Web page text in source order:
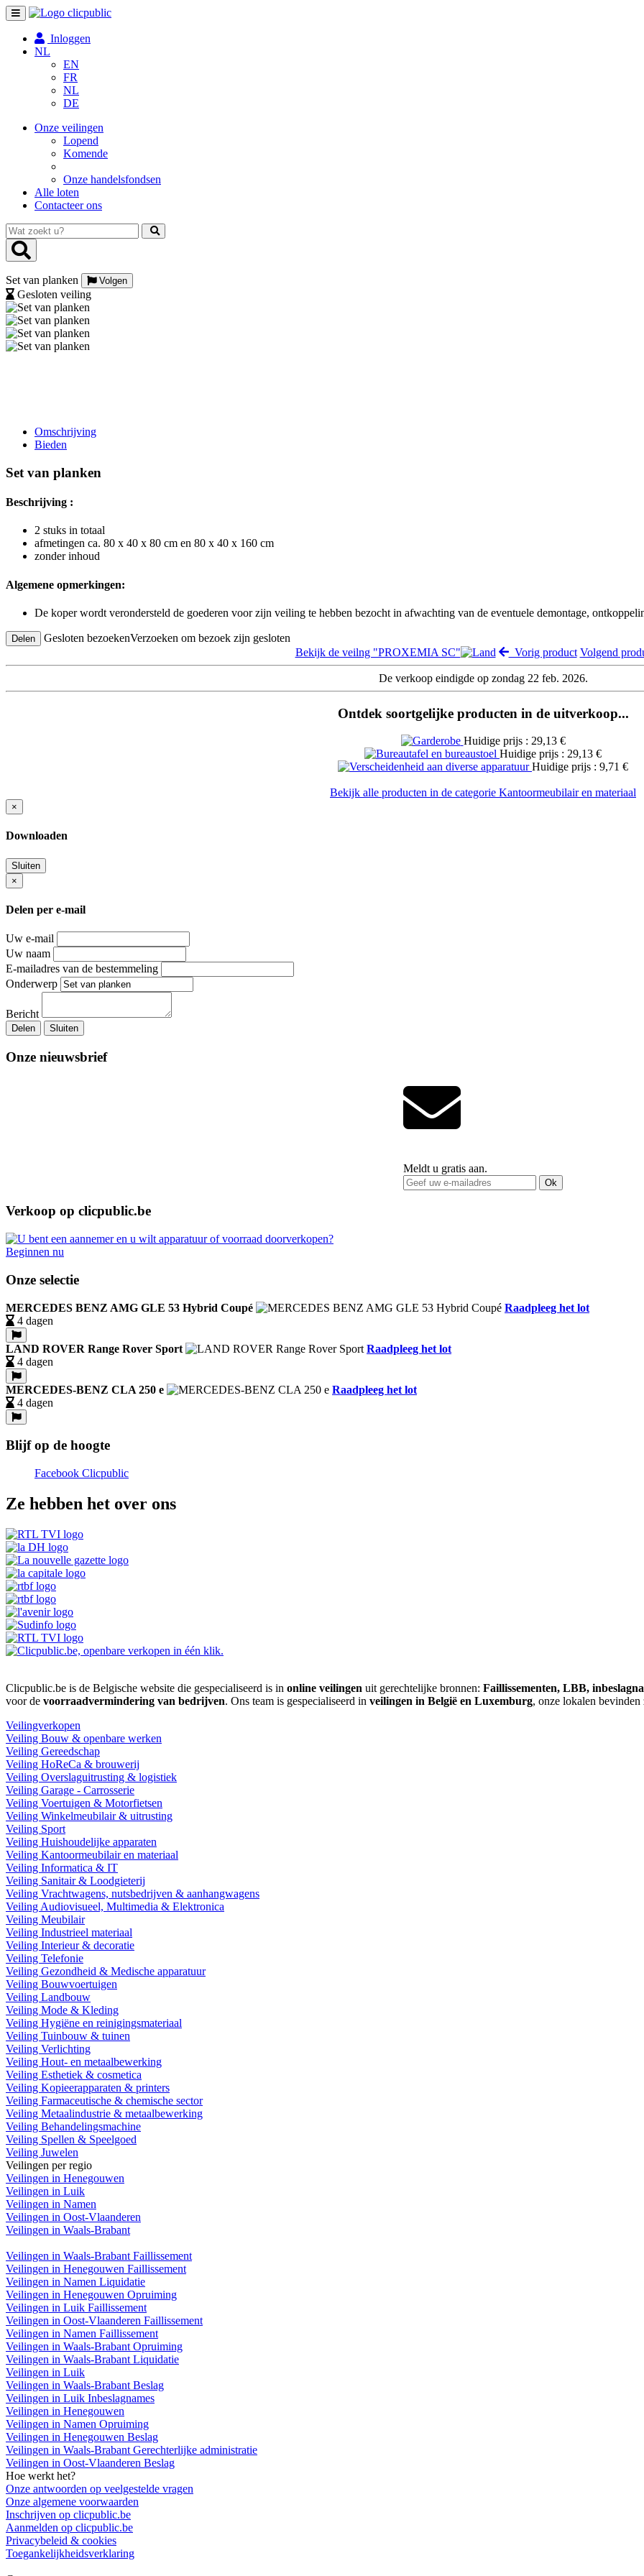
Toggle
navigation
Inloggen
NL
EN
FR
NL
DE
Onze veilingen
Lopend
Komende
Onze handelsfondsen
Alle loten
Contacteer ons
Wat
zoekt
u?
Set van planken Volgen
Gesloten veiling
Omschrijving
Bieden
Set van planken
Beschrijving :
2 stuks in totaal
afmetingen ca. 80 x 40 x 80 cm en 80 x 40 x 160 cm
zonder inhoud
Algemene opmerkingen:
De koper wordt verondersteld de goederen voor zijn veiling te hebben bezocht in afwachting van de eventuele demontage,
Delen Gesloten bezoekenVerzoeken om bezoek zijn gesloten
Bekijk de veilng "PROXEMIA SC"
Vorig product Volgend
De verkoop eindigde op zondag 22 feb. 2026.
Ontdek soortgelijke producten in de uitverkoop...
Huidige prijs : 29,13 €
Huidige prijs : 29,13 €
Huidige prijs : 9,71 €
Bekijk alle producten in de categorie Kantoormeubilair en materiaal
×
Downloaden
Sluiten
×
Delen per e-mail
Uw e-mail
Uw naam
E-mailadres van de bestemmeling
Onderwerp
Bericht
Delen Sluiten
Onze nieuwsbrief
Meldt u gratis aan.
Ok
Verkoop op clicpublic.be
Beginnen nu
Onze selectie
MERCEDES BENZ AMG GLE 53 Hybrid Coupé
Raadpleeg het lot
4 dagen
LAND ROVER Range Rover Sport
Raadpleeg het lot
4 dagen
MERCEDES-BENZ CLA 250 e
Raadpleeg het lot
4 dagen
Blijf op de hoogte
Facebook Clicpublic
Ze hebben het over ons
Clicpublic.be is de Belgische website die gespecialiseerd is in online veilingen uit gerechtelijke bronnen: Faillissementen, LBB,
voor de voorraadvermindering van bedrijven. Ons team is gespecialiseerd in veilingen in België en Luxemburg, onze lokalen
Veilingverkopen
Veiling Bouw & openbare werken
Veiling Gereedschap
Veiling HoReCa & brouwerij
Veiling Overslaguitrusting & logistiek
Veiling Garage - Carrosserie
Veiling Voertuigen & Motorfietsen
Veiling Winkelmeubilair & uitrusting
Veiling Sport
Veiling Huishoudelijke apparaten
Veiling Kantoormeubilair en materiaal
Veiling Informatica & IT
Veiling Sanitair & Loodgieterij
Veiling Vrachtwagens, nutsbedrijven & aanhangwagens
Veiling Audiovisueel, Multimedia & Elektronica
Veiling Meubilair
Veiling Industrieel materiaal
Veiling Interieur & decoratie
Veiling Telefonie
Veiling Gezondheid & Medische apparatuur
Veiling Bouwvoertuigen
Veiling Landbouw
Veiling Mode & Kleding
Veiling Hygiëne en reinigingsmateriaal
Veiling Tuinbouw & tuinen
Veiling Verlichting
Veiling Hout- en metaalbewerking
Veiling Esthetiek & cosmetica
Veiling Kopieerapparaten & printers
Veiling Farmaceutische & chemische sector
Veiling Metaalindustrie & metaalbewerking
Veiling Behandelingsmachine
Veiling Spellen & Speelgoed
Veiling Juwelen
Veilingen per regio
Veilingen in Henegouwen
Veilingen in Luik
Veilingen in Namen
Veilingen in Oost-Vlaanderen
Veilingen in Waals-Brabant
Veilingen in Waals-Brabant Faillissement
Veilingen in Henegouwen Faillissement
Veilingen in Namen Liquidatie
Veilingen in Henegouwen Opruiming
Veilingen in Luik Faillissement
Veilingen in Oost-Vlaanderen Faillissement
Veilingen in Namen Faillissement
Veilingen in Waals-Brabant Opruiming
Veilingen in Waals-Brabant Liquidatie
Veilingen in Luik
Veilingen in Waals-Brabant Beslag
Veilingen in Luik Inbeslagnames
Veilingen in Henegouwen
Veilingen in Namen Opruiming
Veilingen in Henegouwen Beslag
Veilingen in Waals-Brabant Gerechterlijke administratie
Veilingen in Oost-Vlaanderen Beslag
Hoe werkt het?
Onze antwoorden op veelgestelde vragen
Onze algemene voorwaarden
Inschrijven op clicpublic.be
Aanmelden op clicpublic.be
Privacybeleid & cookies
Toegankelijkheidsverklaring